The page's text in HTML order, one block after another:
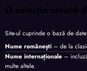
O colecție variată
Site-ul cuprinde o bază de
Nume românești – de la
Nume internaționale –
multe altele.